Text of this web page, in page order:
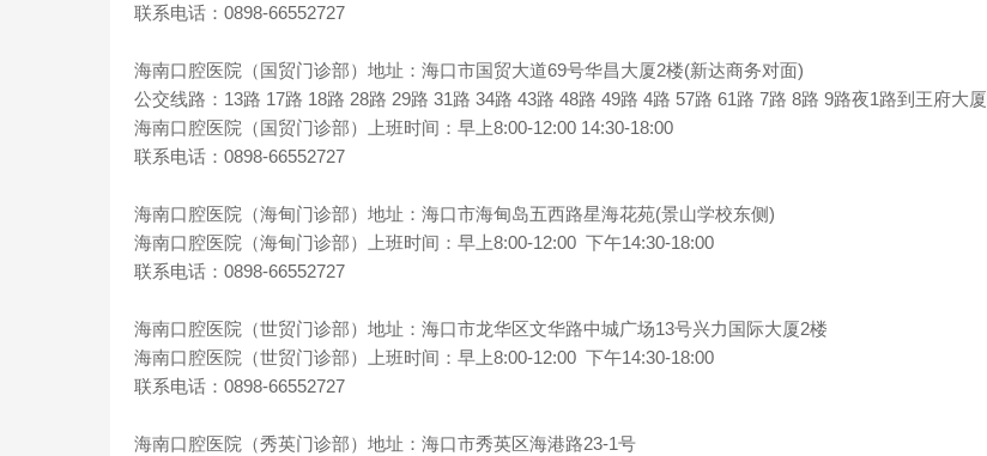
联系电话：0898-66552727
海南口腔医院（国贸门诊部）地址：海口市国贸大道69号华昌大厦2楼(新达商务对面)
公交线路：13路 17路 18路 28路 29路 31路 34路 43路 48路 49路 4路 57路 61路 7路 8路 9路夜1路到王府大厦
海南口腔医院（国贸门诊部）上班时间：早上8:00-12:00 14:30-18:00
联系电话：0898-66552727
海南口腔医院（海甸门诊部）地址：海口市海甸岛五西路星海花苑(景山学校东侧)
海南口腔医院（海甸门诊部）上班时间：早上8:00-12:00 下午14:30-18:00
联系电话：0898-66552727
海南口腔医院（世贸门诊部）地址：海口市龙华区文华路中城广场13号兴力国际大厦2楼
海南口腔医院（世贸门诊部）上班时间：早上8:00-12:00 下午14:30-18:00
联系电话：0898-66552727
海南口腔医院（秀英门诊部）地址：海口市秀英区海港路23-1号